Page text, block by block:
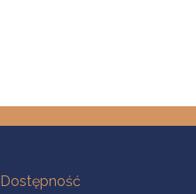
Na skróty
Dostępność